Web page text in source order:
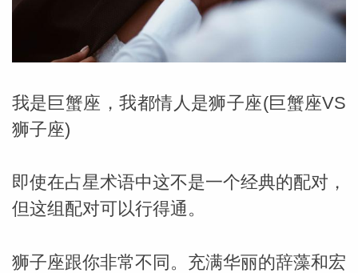
苏珊米
我是巨蟹座，我都情人是狮子座(巨蟹座VS
狮子座)
即使在占星术语中这不是一个经典的配对，
但这组配对可以行得通。
狮子座跟你非常不同。充满华丽的辞藻和宏